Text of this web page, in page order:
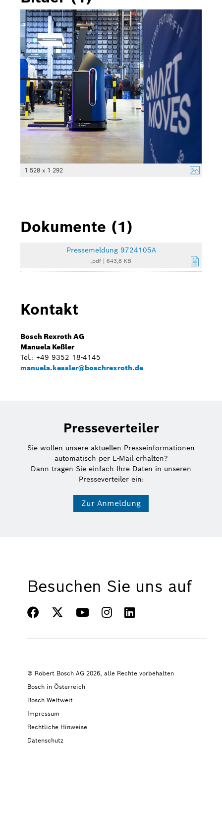
1 528 x 1 292
Dokumente (1)
Pressemeldung 9724105A
.pdf | 643,8 KB
Kontakt
Bosch Rexroth AG
Manuela Keßler
Tel.: +49 9352 18-4145
manuela.kessler@boschrexroth.de
Presseverteiler
Sie wollen unsere aktuellen Presseinformationen
automatisch per E-Mail erhalten?
Dann tragen Sie einfach Ihre Daten in unseren
Presseverteiler ein:
Zur Anmeldung
Besuchen Sie uns auf
© Robert Bosch AG 2026, alle Rechte vorbehalten
Bosch in Österreich
Bosch Weltweit
Impressum
Rechtliche Hinweise
Datenschutz